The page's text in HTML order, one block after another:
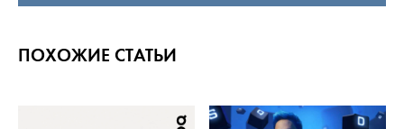
ПОХОЖИЕ СТАТЬИ